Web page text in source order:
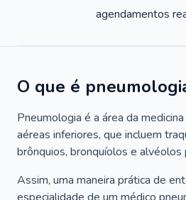
agendamentos
O que é
Pneumologia é a área da
aéreas inferiores, que incluem
brônquios, bronquíolos e alvéolos
Assim, uma maneira prática de